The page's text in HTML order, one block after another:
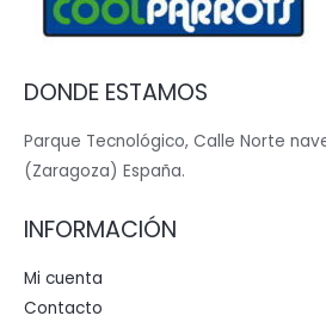
DONDE ESTAMOS
Parque Tecnológico, Calle Norte
(Zaragoza) España.
INFORMACIÓN
Mi cuenta
Contacto